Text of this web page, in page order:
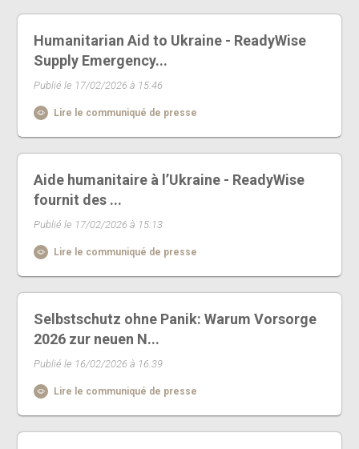
Humanitarian Aid to Ukraine - ReadyWise
Supply Emergency...
Publié le 17/02/2026 à 15:46
Lire le communiqué de presse
Aide humanitaire à l’Ukraine - ReadyWise
fournit des ...
Publié le 17/02/2026 à 15:13
Lire le communiqué de presse
Selbstschutz ohne Panik: Warum Vorsorge
2026 zur neuen N...
Publié le 16/02/2026 à 16:39
Lire le communiqué de presse